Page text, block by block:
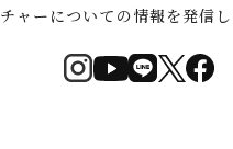
ャーについての情報を発信し